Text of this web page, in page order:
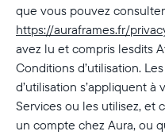
que vous pouvez
https://auraframes.fr/
avez lu et compris lesdits
Conditions d’utilisation.
d’utilisation s’appliquent
Services ou les utilisez, et
un compte chez Aura, ou